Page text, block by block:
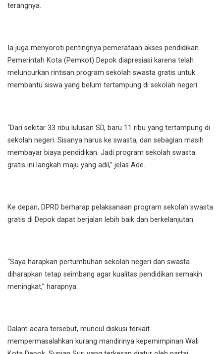
terangnya.
Ia juga menyoroti pentingnya pemerataan akses pendidikan.
Pemerintah Kota (Pemkot) Depok diapresiasi karena telah
meluncurkan rintisan program sekolah swasta gratis untuk
membantu siswa yang belum tertampung di sekolah negeri.
“Dari sekitar 33 ribu lulusan SD, baru 11 ribu yang tertampung di
sekolah negeri. Sisanya harus ke swasta, dan sebagian masih
membayar biaya pendidikan. Jadi program sekolah swasta
gratis ini langkah maju yang adil,” jelas Ade.
Ke depan, DPRD berharap pelaksanaan program sekolah swasta
gratis di Depok dapat berjalan lebih baik dan berkelanjutan.
“Saya harapkan pertumbuhan sekolah negeri dan swasta
diharapkan tetap seimbang agar kualitas pendidikan semakin
meningkat,” harapnya.
Dalam acara tersebut, muncul diskusi terkait
mempermasalahkan kurang mandirinya kepemimpinan Wali